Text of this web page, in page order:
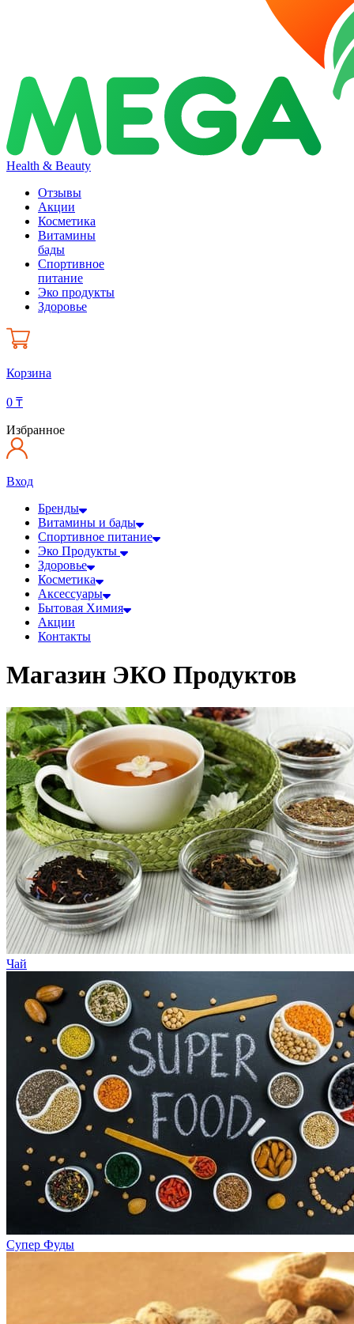
Health & Beauty
Отзывы
Акции
Косметика
Витамины
бады
Спортивное
питание
Эко продукты
Здоровье
Корзина
0 ₸
Избранное
Вход
Бренды
Витамины и бады
Спортивное питание
Эко Продукты
Здоровье
Косметика
Аксессуары
Бытовая Химия
Акции
Контакты
Магазин ЭКО Продуктов
Чай
Супер Фуды